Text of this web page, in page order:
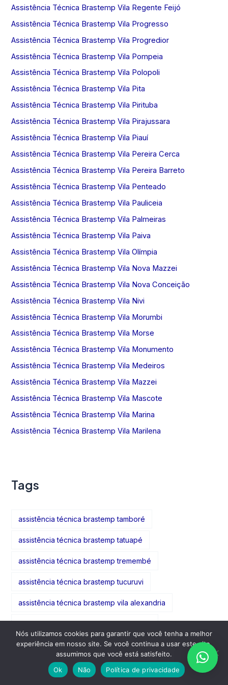
Assistência Técnica Brastemp Vila Regente Feijó
Assistência Técnica Brastemp Vila Progresso
Assistência Técnica Brastemp Vila Progredior
Assistência Técnica Brastemp Vila Pompeia
Assistência Técnica Brastemp Vila Polopoli
Assistência Técnica Brastemp Vila Pita
Assistência Técnica Brastemp Vila Pirituba
Assistência Técnica Brastemp Vila Pirajussara
Assistência Técnica Brastemp Vila Piauí
Assistência Técnica Brastemp Vila Pereira Cerca
Assistência Técnica Brastemp Vila Pereira Barreto
Assistência Técnica Brastemp Vila Penteado
Assistência Técnica Brastemp Vila Pauliceia
Assistência Técnica Brastemp Vila Palmeiras
Assistência Técnica Brastemp Vila Paiva
Assistência Técnica Brastemp Vila Olímpia
Assistência Técnica Brastemp Vila Nova Mazzei
Assistência Técnica Brastemp Vila Nova Conceição
Assistência Técnica Brastemp Vila Nivi
Assistência Técnica Brastemp Vila Morumbi
Assistência Técnica Brastemp Vila Morse
Assistência Técnica Brastemp Vila Monumento
Assistência Técnica Brastemp Vila Medeiros
Assistência Técnica Brastemp Vila Mazzei
Assistência Técnica Brastemp Vila Mascote
Assistência Técnica Brastemp Vila Marina
Assistência Técnica Brastemp Vila Marilena
Tags
assistência técnica brastemp tamboré
assistência técnica brastemp tatuapé
assistência técnica brastemp tremembé
assistência técnica brastemp tucuruvi
assistência técnica brastemp vila alexandria
assistência técnica brastemp vila amália
assistência técnica brastemp vila formosa
assistência técnica brastemp vila gomes cardim
Nós utilizamos cookies para garantir que você tenha a melhor
experiência em nosso site. Se você continua a usar este site,
assumimos que você está satisfeito.
Ok
Não Política de privacidade